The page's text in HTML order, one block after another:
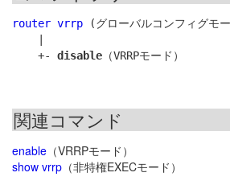
router vrrp (グローバルコンフィグモ
    +-
disable
関連コマンド
enable （VRRPモード）
show vrrp （非特権EXECモード）